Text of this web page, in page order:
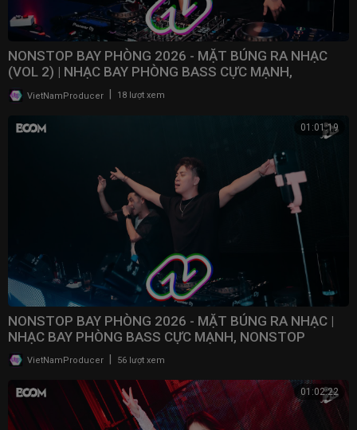
NONSTOP BAY PHÒNG 2026 - MẶT BÚNG RA NHẠC
(VOL 2) | NHẠC BAY PHÒNG BASS CỰC MẠNH,
NONSTOP 2025
VietNamProducer 18 lượt xem
01:01:19
NONSTOP BAY PHÒNG 2026 - MẶT BÚNG RA NHẠC |
NHẠC BAY PHÒNG BASS CỰC MẠNH, NONSTOP
VINAHOUSE 2025
VietNamProducer 56 lượt xem
01:02:22